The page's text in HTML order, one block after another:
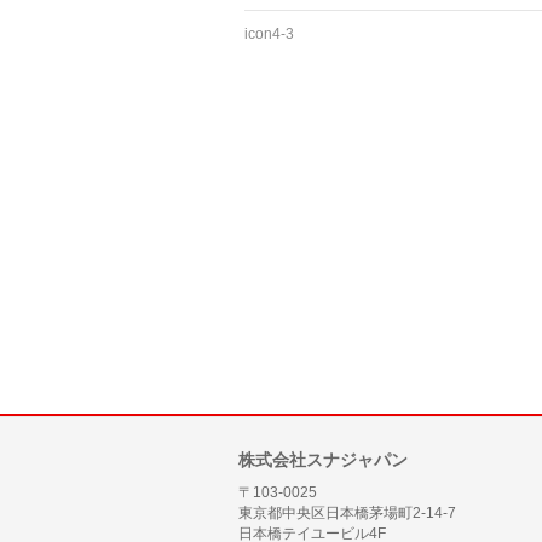
icon4-3
株式会社スナジャパン
〒103-0025
東京都中央区日本橋茅場町2-14-7
日本橋テイユービル4F